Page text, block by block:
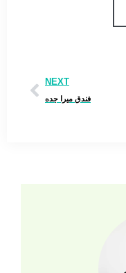
NEXT
فندق ميرا جده